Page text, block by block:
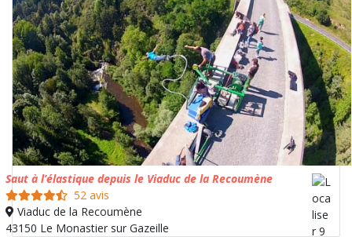
Saut à l’élastique depuis le Viaduc de la Recoumène
52 avis
Viaduc de la Recoumène
43150 Le Monastier sur Gazeille